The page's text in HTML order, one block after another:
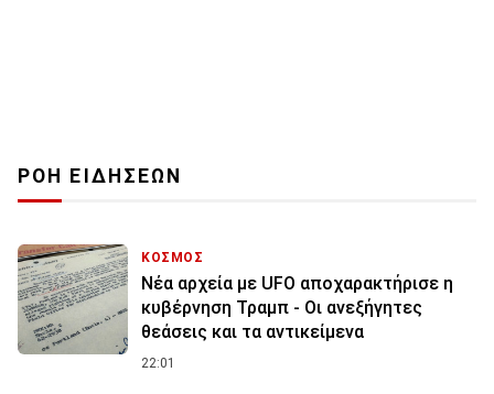
ΡΟΗ ΕΙΔΗΣΕΩΝ
ΚΟΣΜΟΣ
Νέα αρχεία με UFO αποχαρακτήρισε η
κυβέρνηση Τραμπ - Οι ανεξήγητες
θεάσεις και τα αντικείμενα
22:01